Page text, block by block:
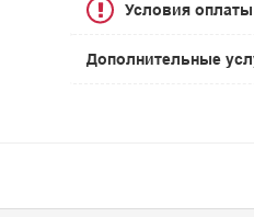
Условия
Дополнительные